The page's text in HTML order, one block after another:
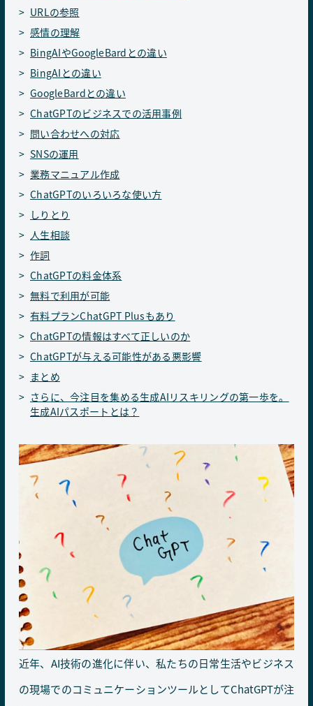
URLの参照
感情の理解
BingAIやGoogleBardとの違い
BingAIとの違い
GoogleBardとの違い
ChatGPTのビジネスでの活用事例
問い合わせへの対応
SNSの運用
業務マニュアル作成
ChatGPTのいろいろな使い方
しりとり
人生相談
作詞
ChatGPTの料金体系
無料で利用が可能
有料プランChatGPT Plusもあり
ChatGPTの情報はすべて正しいのか
ChatGPTが与える可能性がある悪影響
まとめ
さらに、今注目を集める生成AIリスキリングの第一歩を。
生成AIパスポートとは？
近年、AI技術の進化に伴い、私たちの日常生活やビジネス
の現場でのコミュニケーションツールとしてChatGPTが注